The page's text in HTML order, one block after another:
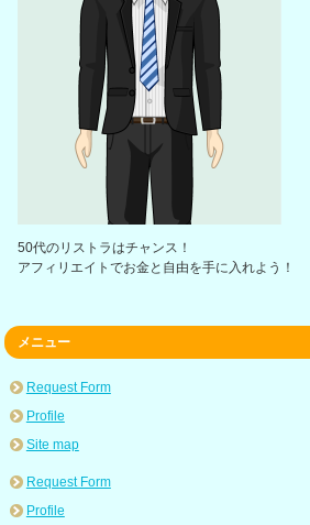
50代のリストラはチャンス！
アフィリエイトでお金と自由を手に入れよう！
メニュー
Request Form
Profile
Site map
Request Form
Profile